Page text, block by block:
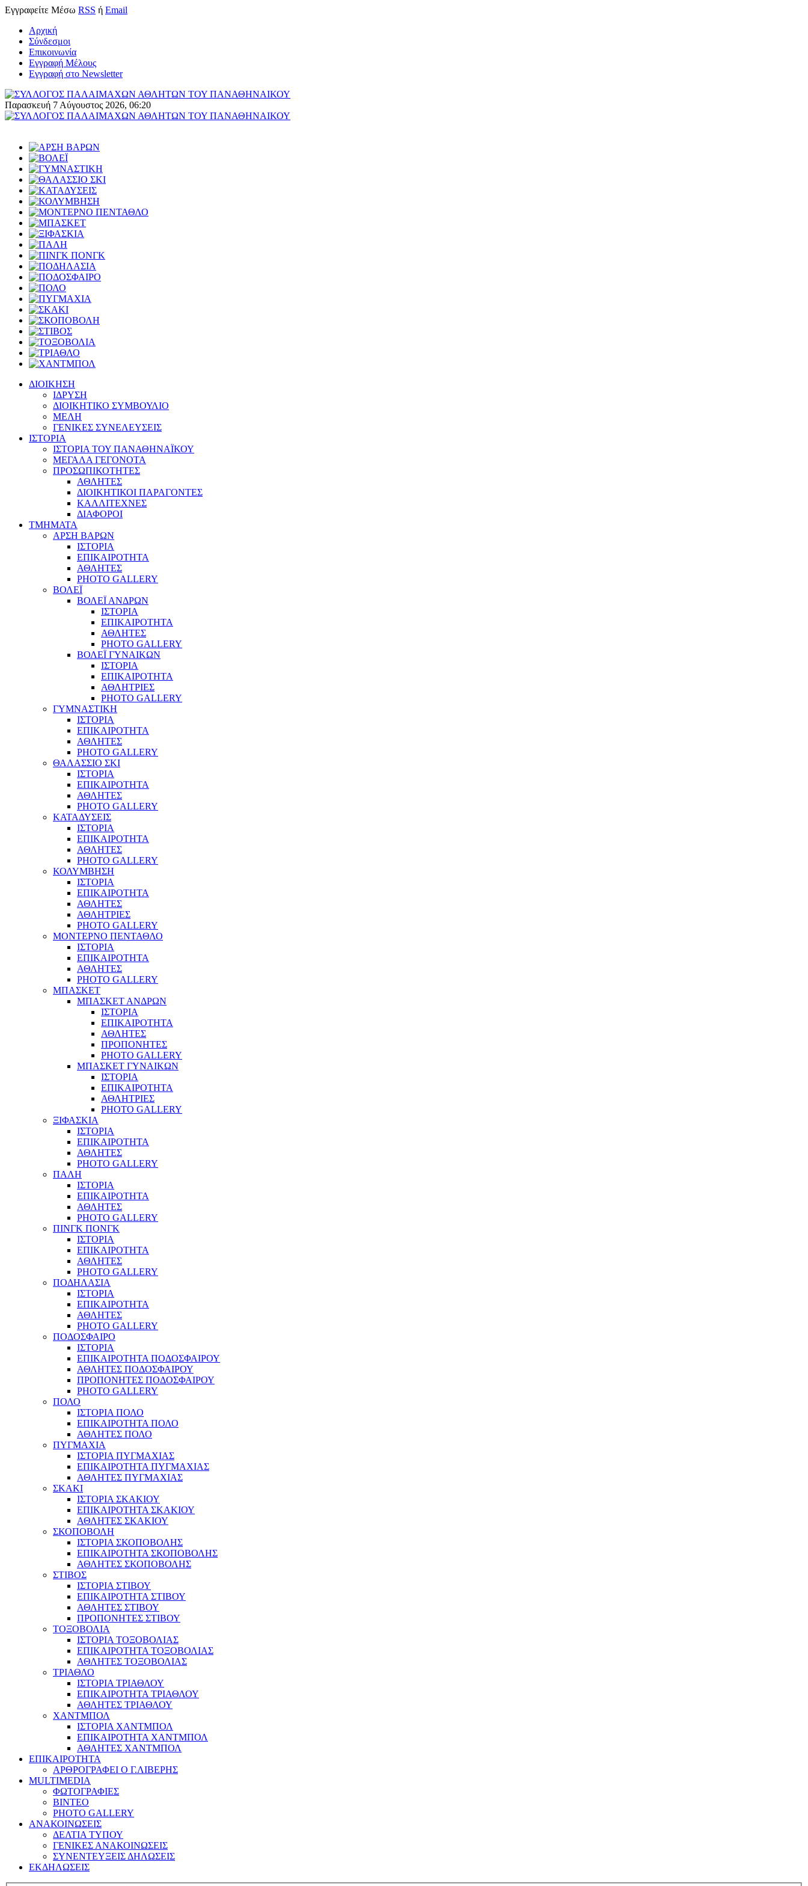
Εγγραφείτε Μέσω RSS ή Email
Αρχική
Σύνδεσμοι
Επικοινωνία
Εγγραφή Μέλους
Εγγραφή στο Newsletter
Παρασκευή 7 Αύγουστος 2026, 06:20
ΔΙΟΙΚΗΣΗ
ΙΔΡΥΣΗ
ΔΙΟΙΚΗΤΙΚΟ ΣΥΜΒΟΥΛΙΟ
ΜΕΛΗ
ΓΕΝΙΚΕΣ ΣΥΝΕΛΕΥΣΕΙΣ
ΙΣΤΟΡΙΑ
ΙΣΤΟΡΙΑ ΤΟΥ ΠΑΝΑΘΗΝΑΪΚΟΥ
ΜΕΓΑΛΑ ΓΕΓΟΝΟΤΑ
ΠΡΟΣΩΠΙΚΟΤΗΤΕΣ
ΑΘΛΗΤΕΣ
ΔΙΟΙΚΗΤΙΚΟΙ ΠΑΡΑΓΟΝΤΕΣ
ΚΑΛΛΙΤΕΧΝΕΣ
ΔΙΑΦΟΡΟΙ
ΤΜΗΜΑΤΑ
ΑΡΣΗ ΒΑΡΩΝ
ΙΣΤΟΡΙΑ
ΕΠΙΚΑΙΡΟΤΗΤΑ
ΑΘΛΗΤΕΣ
PHOTO GALLERY
ΒΟΛΕΪ
ΒΟΛΕΪ ΑΝΔΡΩΝ
ΙΣΤΟΡΙΑ
ΕΠΙΚΑΙΡΟΤΗΤΑ
ΑΘΛΗΤΕΣ
PHOTO GALLERY
ΒΟΛΕΪ ΓΥΝΑΙΚΩΝ
ΙΣΤΟΡΙΑ
ΕΠΙΚΑΙΡΟΤΗΤΑ
ΑΘΛΗΤΡΙΕΣ
PHOTO GALLERY
ΓΥΜΝΑΣΤΙΚΗ
ΙΣΤΟΡΙΑ
ΕΠΙΚΑΙΡΟΤΗΤΑ
ΑΘΛΗΤΕΣ
PHOTO GALLERY
ΘΑΛΑΣΣΙΟ ΣΚΙ
ΙΣΤΟΡΙΑ
ΕΠΙΚΑΙΡΟΤΗΤΑ
ΑΘΛΗΤΕΣ
PHOTO GALLERY
ΚΑΤΑΔΥΣΕΙΣ
ΙΣΤΟΡΙΑ
ΕΠΙΚΑΙΡΟΤΗΤΑ
ΑΘΛΗΤΕΣ
PHOTO GALLERY
ΚΟΛΥΜΒΗΣΗ
ΙΣΤΟΡΙΑ
ΕΠΙΚΑΙΡΟΤΗΤΑ
ΑΘΛΗΤΕΣ
ΑΘΛΗΤΡΙΕΣ
PHOTO GALLERY
ΜΟΝΤΕΡΝΟ ΠΕΝΤΑΘΛΟ
ΙΣΤΟΡΙΑ
ΕΠΙΚΑΙΡΟΤΗΤΑ
ΑΘΛΗΤΕΣ
PHOTO GALLERY
ΜΠΑΣΚΕΤ
ΜΠΑΣΚΕΤ ΑΝΔΡΩΝ
ΙΣΤΟΡΙΑ
ΕΠΙΚΑΙΡΟΤΗΤΑ
ΑΘΛΗΤΕΣ
ΠΡΟΠΟΝΗΤΕΣ
PHOTO GALLERY
ΜΠΑΣΚΕΤ ΓΥΝΑΙΚΩΝ
ΙΣΤΟΡΙΑ
ΕΠΙΚΑΙΡΟΤΗΤΑ
ΑΘΛΗΤΡΙΕΣ
PHOTO GALLERY
ΞΙΦΑΣΚΙΑ
ΙΣΤΟΡΙΑ
ΕΠΙΚΑΙΡΟΤΗΤΑ
ΑΘΛΗΤΕΣ
PHOTO GALLERY
ΠΑΛΗ
ΙΣΤΟΡΙΑ
ΕΠΙΚΑΙΡΟΤΗΤΑ
ΑΘΛΗΤΕΣ
PHOTO GALLERY
ΠΙΝΓΚ ΠΟΝΓΚ
ΙΣΤΟΡΙΑ
ΕΠΙΚΑΙΡΟΤΗΤΑ
ΑΘΛΗΤΕΣ
PHOTO GALLERY
ΠΟΔΗΛΑΣΙΑ
ΙΣΤΟΡΙΑ
ΕΠΙΚΑΙΡΟΤΗΤΑ
ΑΘΛΗΤΕΣ
PHOTO GALLERY
ΠΟΔΟΣΦΑΙΡΟ
ΙΣΤΟΡΙΑ
ΕΠΙΚΑΙΡΟΤΗΤΑ ΠΟΔΟΣΦΑΙΡΟΥ
ΑΘΛΗΤΕΣ ΠΟΔΟΣΦΑΙΡΟΥ
ΠΡΟΠΟΝΗΤΕΣ ΠΟΔΟΣΦΑΙΡΟΥ
PHOTO GALLERY
ΠΟΛΟ
ΙΣΤΟΡΙΑ ΠΟΛΟ
ΕΠΙΚΑΙΡΟΤΗΤΑ ΠΟΛΟ
ΑΘΛΗΤΕΣ ΠΟΛΟ
ΠΥΓΜΑΧΙΑ
ΙΣΤΟΡΙΑ ΠΥΓΜΑΧΙΑΣ
ΕΠΙΚΑΙΡΟΤΗΤΑ ΠΥΓΜΑΧΙΑΣ
ΑΘΛΗΤΕΣ ΠΥΓΜΑΧΙΑΣ
ΣΚΑΚΙ
ΙΣΤΟΡΙΑ ΣΚΑΚΙΟΥ
ΕΠΙΚΑΙΡΟΤΗΤΑ ΣΚΑΚΙΟΥ
ΑΘΛΗΤΕΣ ΣΚΑΚΙΟΥ
ΣΚΟΠΟΒΟΛΗ
ΙΣΤΟΡΙΑ ΣΚΟΠΟΒΟΛΗΣ
ΕΠΙΚΑΙΡΟΤΗΤΑ ΣΚΟΠΟΒΟΛΗΣ
ΑΘΛΗΤΕΣ ΣΚΟΠΟΒΟΛΗΣ
ΣΤΙΒΟΣ
ΙΣΤΟΡΙΑ ΣΤΙΒΟΥ
ΕΠΙΚΑΙΡΟΤΗΤΑ ΣΤΙΒΟΥ
ΑΘΛΗΤΕΣ ΣΤΙΒΟΥ
ΠΡΟΠΟΝΗΤΕΣ ΣΤΙΒΟΥ
ΤΟΞΟΒΟΛΙΑ
ΙΣΤΟΡΙΑ ΤΟΞΟΒΟΛΙΑΣ
ΕΠΙΚΑΙΡΟΤΗΤΑ ΤΟΞΟΒΟΛΙΑΣ
ΑΘΛΗΤΕΣ ΤΟΞΟΒΟΛΙΑΣ
ΤΡΙΑΘΛΟ
ΙΣΤΟΡΙΑ ΤΡΙΑΘΛΟΥ
ΕΠΙΚΑΙΡΟΤΗΤΑ ΤΡΙΑΘΛΟΥ
ΑΘΛΗΤΕΣ ΤΡΙΑΘΛΟΥ
ΧΑΝΤΜΠΟΛ
ΙΣΤΟΡΙΑ ΧΑΝΤΜΠΟΛ
ΕΠΙΚΑΙΡΟΤΗΤΑ ΧΑΝΤΜΠΟΛ
ΑΘΛΗΤΕΣ ΧΑΝΤΜΠΟΛ
ΕΠΙΚΑΙΡΟΤΗΤΑ
ΑΡΘΡΟΓΡΑΦΕΙ Ο Γ.ΛΙΒΕΡΗΣ
MULTIMEDIA
ΦΩΤΟΓΡΑΦΙΕΣ
ΒΙΝΤΕΟ
PHOTO GALLERY
ΑΝΑΚΟΙΝΩΣΕΙΣ
ΔΕΛΤΙΑ ΤΥΠΟΥ
ΓΕΝΙΚΕΣ ΑΝΑΚΟΙΝΩΣΕΙΣ
ΣΥΝΕΝΤΕΥΞΕΙΣ ΔΗΛΩΣΕΙΣ
ΕΚΔΗΛΩΣΕΙΣ